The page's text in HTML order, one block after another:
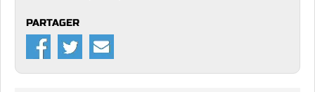
PARTAGER